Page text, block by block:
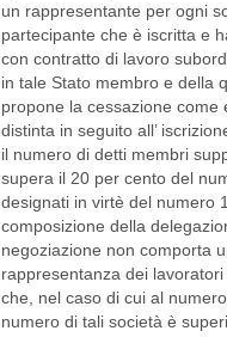
un rappresentante per ogni
partecipante che è iscritta e
con contratto di lavoro
in tale Stato membro e della
propone la cessazione come
distinta in seguito all’
il numero di detti membri
supera il 20 per cento del
designati in virtè del numero
composizione della
negoziazione non comporta
rappresentanza dei
che, nel caso di cui al
numero di tali società è